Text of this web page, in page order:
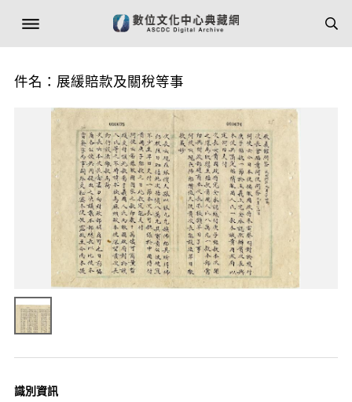
件名：展緩賠款及關稅等事
識別資訊